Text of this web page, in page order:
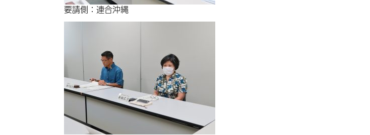
要請側：連合沖縄